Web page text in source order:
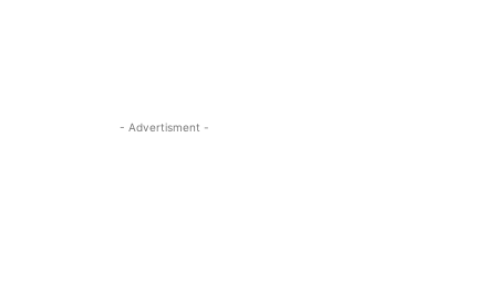
- Advertisment -